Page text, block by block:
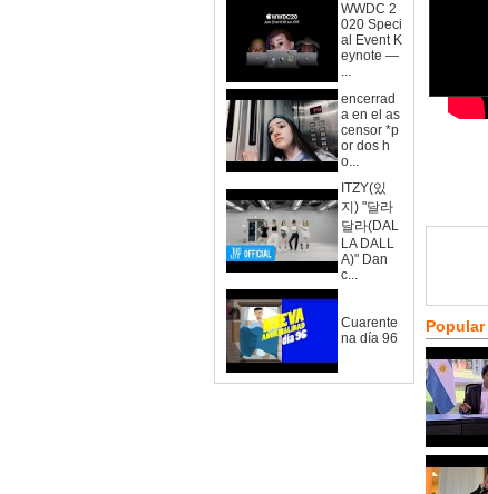
WWDC 2
020 Speci
al Event K
eynote —
...
encerrad
a en el as
censor *p
or dos h
o...
ITZY(있
지) "달라
달라(DAL
LA DALL
A)" Dan
c...
Cuarente
na día 96